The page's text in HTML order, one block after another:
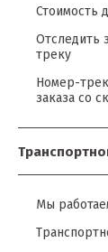
Стоимость
Отследить
треку
Номер-
заказа со
Мы